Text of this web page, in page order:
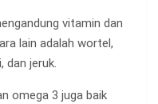
vitamin dan
lain adalah wortel,
dan jeruk.
omega 3 juga baik